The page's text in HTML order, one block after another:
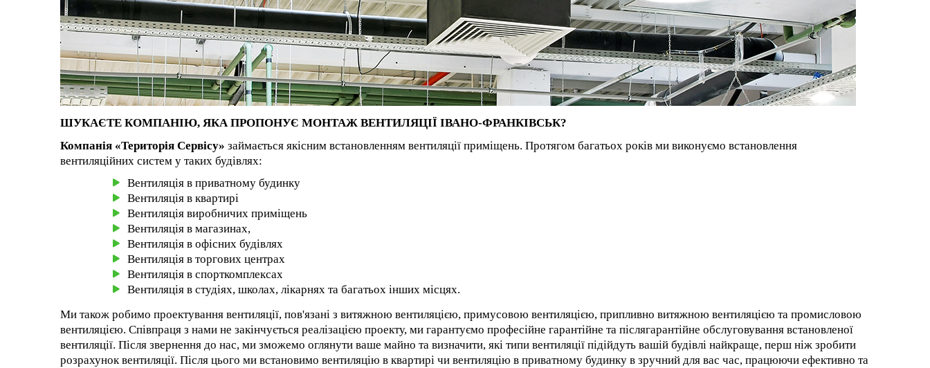
ШУКАЄТЕ КОМПАНІЮ, ЯКА ПРОПОНУЄ МОНТАЖ ВЕНТИЛЯЦІЇ ІВАНО-ФРАНКІВСЬК?
Компанія «Територія Сервісу» займається якісним встановленням вентиляції приміщень. Протягом багатьох років ми виконуємо встановлення
вентиляційних систем у таких будівлях:
Вентиляція в приватному будинку
Вентиляція в квартирі
Вентиляція виробничих приміщень
Вентиляція в магазинах,
Вентиляція в офісних будівлях
Вентиляція в торгових центрах
Вентиляція в спорткомплексах
Вентиляція в студіях, школах, лікарнях та багатьох інших місцях.
Ми також робимо проектування вентиляції, пов'язані з витяжною вентиляцією, примусовою вентиляцією, припливно витяжною вентиляцією та промисловою
вентиляцією. Співпраця з нами не закінчується реалізацією проекту, ми гарантуємо професійне гарантійне та післягарантійне обслуговування встановленої
вентиляції. Після звернення до нас, ми зможемо оглянути ваше майно та визначити, які типи вентиляції підійдуть вашій будівлі найкраще, перш ніж зробити
розрахунок вентиляції. Після цього ми встановимо вентиляцію в квартирі чи вентиляцію в приватному будинку в зручний для вас час, працюючи ефективно та